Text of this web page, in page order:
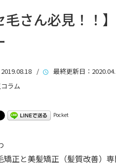
毛さん必見！！
2019.08.18 / 最終更新日 ：
ラム
Pocket
矯正と美髪矯正（髪質改善）